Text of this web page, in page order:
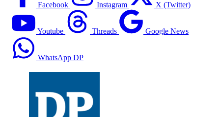
Facebook Instagram X (Twitter)
Youtube Threads Google News
WhatsApp DP